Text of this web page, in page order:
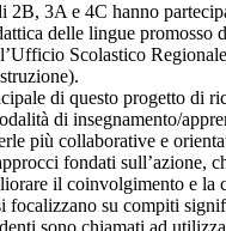
2B, 3A e 4C hanno
delle lingue promosso
Scolastico
di questo progetto di
di insegnamento/
più collaborative e
fondati sull’azione,
il coinvolgimento e la
focalizzano su compiti